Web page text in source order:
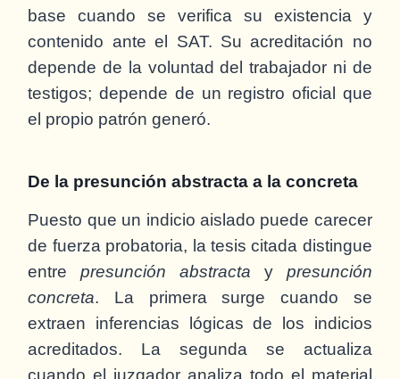
base cuando se verifica su existencia y
contenido ante el SAT. Su acreditación no
depende de la voluntad del trabajador ni de
testigos; depende de un registro oficial que
el propio patrón generó.
De la presunción abstracta a la concreta
Puesto que un indicio aislado puede carecer
de fuerza probatoria, la tesis citada distingue
entrepresunción abstracta y presunción
concreta. La primera surge cuando se
extraen inferencias lógicas de los indicios
acreditados. La segunda se actualiza
cuando el juzgador analiza todo el material